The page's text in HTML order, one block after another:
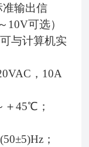
准输出信
10V可选）
与计算机实
，10A
45℃；
；